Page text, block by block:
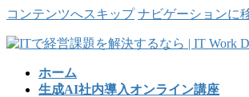
コンテンツへスキップ ナビゲーションに
ホーム
生成AI社内導入オンライン講座